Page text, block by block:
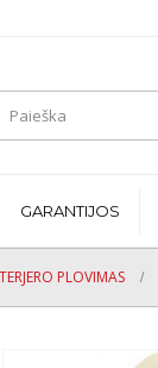
GARANTIJOS
PLOVIMAS